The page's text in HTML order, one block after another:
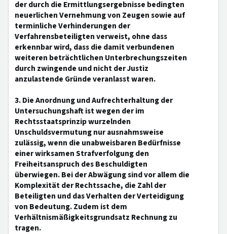
der durch die Ermittlungsergebnisse bedingten
neuerlichen Vernehmung von Zeugen sowie auf
terminliche Verhinderungen der
Verfahrensbeteiligten verweist, ohne dass
erkennbar wird, dass die damit verbundenen
weiteren beträchtlichen Unterbrechungszeiten
durch zwingende und nicht der Justiz
anzulastende Gründe veranlasst waren.
3. Die Anordnung und Aufrechterhaltung der
Untersuchungshaft ist wegen der im
Rechtsstaatsprinzip wurzelnden
Unschuldsvermutung nur ausnahmsweise
zulässig, wenn die unabweisbaren Bedürfnisse
einer wirksamen Strafverfolgung den
Freiheitsanspruch des Beschuldigten
überwiegen. Bei der Abwägung sind vor allem die
Komplexität der Rechtssache, die Zahl der
Beteiligten und das Verhalten der Verteidigung
von Bedeutung. Zudem ist dem
Verhältnismäßigkeitsgrundsatz Rechnung zu
tragen.